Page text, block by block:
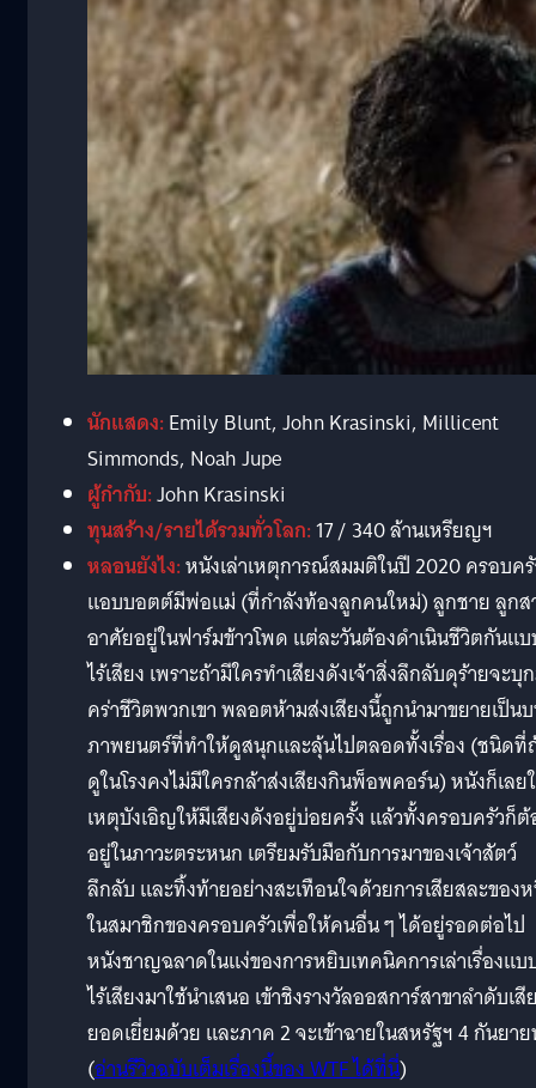
นักแสดง:Emily Blunt, John Krasinski, Millicent
Simmonds, Noah Jupe
ผู้กำกับ:John Krasinski
ทุนสร้าง/รายได้รวมทั่วโลก:17 / 340 ล้านเหรียญฯ
หลอนยังไง:หนังเล่าเหตุการณ์สมมติในปี 2020 ครอบค
แอบบอตต์มีพ่อแม่ (ที่กำลังท้องลูกคนใหม่) ลูกชาย ลูกส
อาศัยอยู่ในฟาร์มข้าวโพด แต่ละวันต้องดำเนินชีวิตกันแ
ไร้เสียง เพราะถ้ามีใครทำเสียงดังเจ้าสิ่งลึกลับดุร้ายจะบุ
คร่าชีวิตพวกเขา พลอตห้ามส่งเสียงนี้ถูกนำมาขยายเป็น
ภาพยนตร์ที่ทำให้ดูสนุกและลุ้นไปตลอดทั้งเรื่อง (ชนิดที่
ดูในโรงคงไม่มีใครกล้าส่งเสียงกินพ็อพคอร์น) หนังก็เลย
เหตุบังเอิญให้มีเสียงดังอยู่บ่อยครั้ง แล้วทั้งครอบครัวก็ต้
อยู่ในภาวะตระหนก เตรียมรับมือกับการมาของเจ้าสัตว์
ลึกลับ และทิ้งท้ายอย่างสะเทือนใจด้วยการเสียสละของ
ในสมาชิกของครอบครัวเพื่อให้คนอื่น ๆ ได้อยู่รอดต่อไป
หนังชาญฉลาดในแง่ของการหยิบเทคนิคการเล่าเรื่องแบ
ไร้เสียงมาใช้นำเสนอ เข้าชิงรางวัลออสการ์สาขาลำดับเสี
ยอดเยี่ยมด้วย และภาค 2 จะเข้าฉายในสหรัฐฯ 4 กันยา
(อ่านรีวิวฉบับเต็มเรื่องนี้ของ WTF ได้ที่นี่)